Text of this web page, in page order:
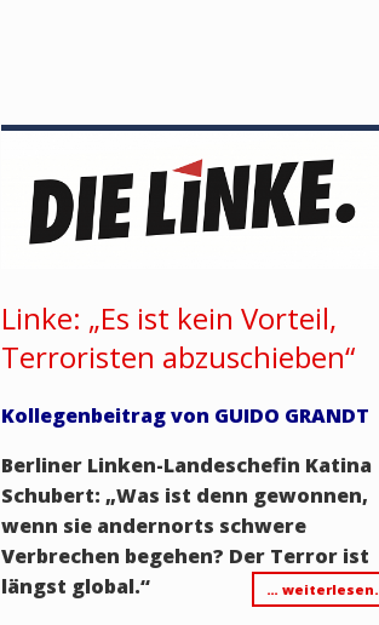
Linke: „Es ist kein Vorteil,
Terroristen abzuschieben“
Kollegenbeitrag von GUIDO GRANDT
Berliner Linken-Landeschefin Katina
Schubert: „Was ist denn gewonnen,
wenn sie andernorts schwere
Verbrechen begehen? Der Terror ist
längst global.“
… weiterlesen.